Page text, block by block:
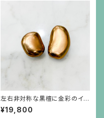
左右非対称な黒檀に金彩のイヤ
リング
¥19,800